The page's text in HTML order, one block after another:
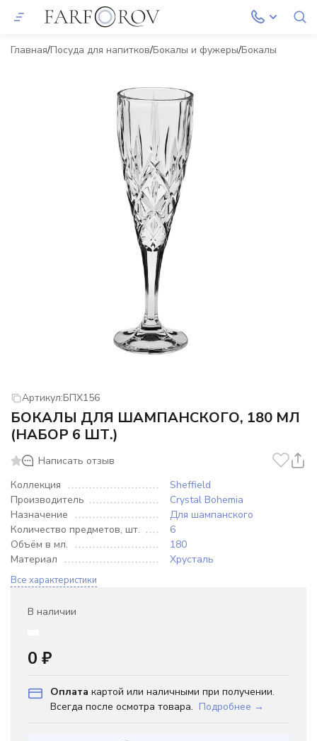
Главная Посуда для напитков Бокалы и фужеры Бокалы
Артикул:БПХ156
БОКАЛЫ ДЛЯ ШАМПАНСКОГО, 180 МЛ
(НАБОР 6 ШТ.)
Написать отзыв
Коллекция
Sheffield
Производитель
Crystal Bohemia
Назначение
Для шампанского
Количество предметов, шт.
6
Объём в мл.
180
Материал
Хрусталь
Все характеристики
В наличии
0 ₽
Оплата картой или наличными при получении.
Всегда после осмотра товара. Подробнее →